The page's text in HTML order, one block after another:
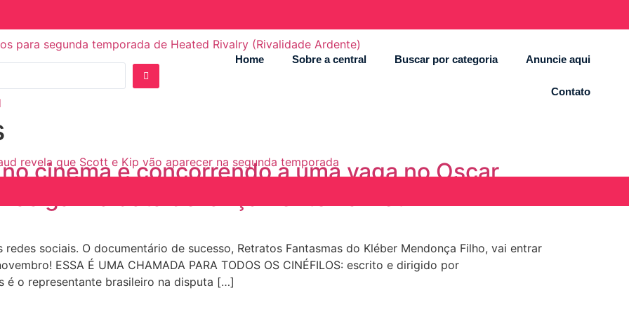
para segunda temporada de Heated Rivalry (Rivalidade Ardente)
revela que Scott e Kip vão aparecer na segunda temporada
Home Sobre a central Buscar por categoria Anuncie aqui
Contato
cinema e concorrendo a uma vaga no Oscar
ganha data de lançamento na Netflix
sociais. O documentário de sucesso, Retratos Fantasmas do Kléber Mendonça Filho, vai entrar
ESSA É UMA CHAMADA PARA TODOS OS CINÉFILOS: escrito e dirigido por
é o representante brasileiro na disputa […]